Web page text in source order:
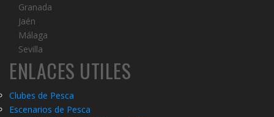
Granada
Jaén
Málaga
Sevilla
ENLACES UTILES
Clubes de Pesca
Escenarios de Pesca